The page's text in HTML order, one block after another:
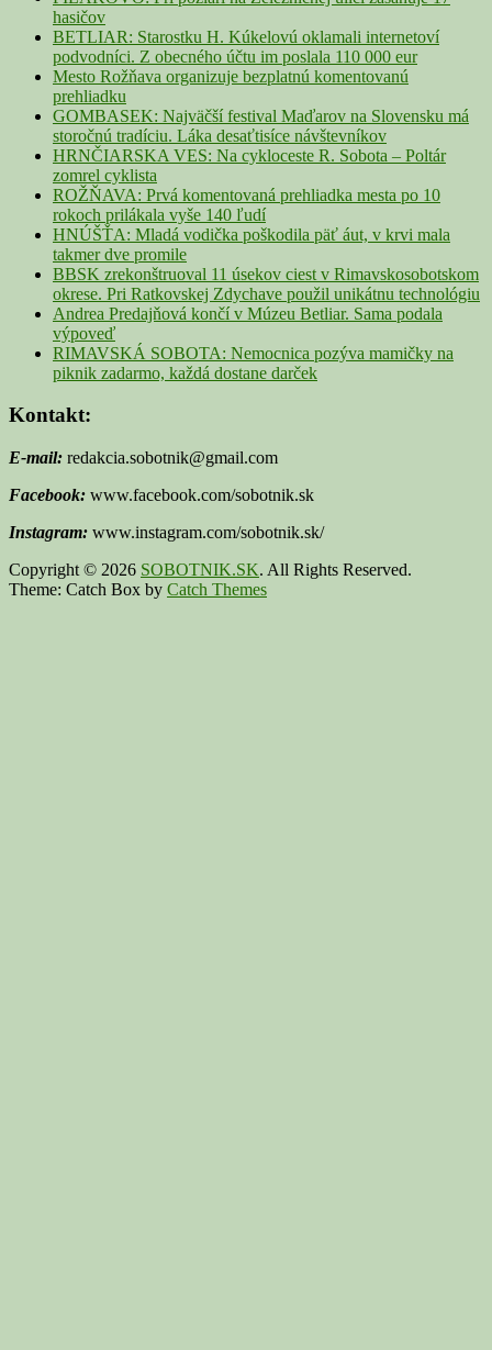
hasičov
BETLIAR: Starostku H. Kúkelovú oklamali internetoví
podvodníci. Z obecného účtu im poslala 110 000 eur
Mesto Rožňava organizuje bezplatnú komentovanú
prehliadku
GOMBASEK: Najväčší festival Maďarov na Slovensku má
storočnú tradíciu. Láka desaťtisíce návštevníkov
HRNČIARSKA VES: Na cykloceste R. Sobota – Poltár
zomrel cyklista
ROŽŇAVA: Prvá komentovaná prehliadka mesta po 10
rokoch prilákala vyše 140 ľudí
HNÚŠŤA: Mladá vodička poškodila päť áut, v krvi mala
takmer dve promile
BBSK zrekonštruoval 11 úsekov ciest v Rimavskosobotskom
okrese. Pri Ratkovskej Zdychave použil unikátnu technológiu
Andrea Predajňová končí v Múzeu Betliar. Sama podala
výpoveď
RIMAVSKÁ SOBOTA: Nemocnica pozýva mamičky na
piknik zadarmo, každá dostane darček
Kontakt:
E-mail: redakcia.sobotnik@gmail.com
Facebook: www.facebook.com/sobotnik.sk
Instagram: www.instagram.com/sobotnik.sk/
Copyright © 2026 SOBOTNIK.SK. All Rights Reserved.
Theme: Catch Box by Catch Themes